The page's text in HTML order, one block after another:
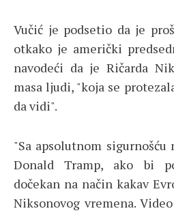
Vučić je podsetio da je
otkako je američki
navodeći da je Ričarda
masa ljudi, "koja se
da vidi".
"Sa apsolutnom sigurnošću
Donald Tramp, ako bi
dočekan na način kakav
Niksonovog vremena.